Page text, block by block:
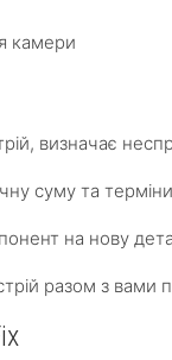
камери
визначає
суму та
на нову
разом з вами